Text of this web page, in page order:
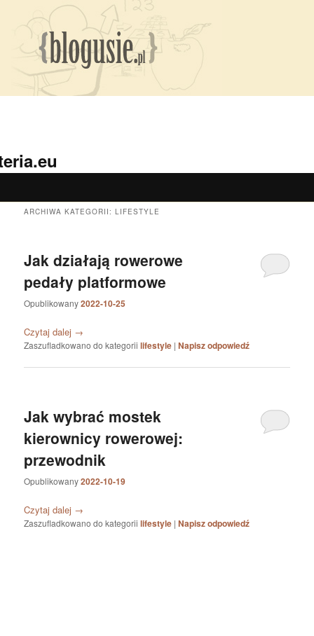
ARCHIWA KATEGORII:LIFESTYLE
Jak działają rowerowe
pedały platformowe
Opublikowany2022-10-25
Czytaj dalej →
Zaszufladkowano do kategorii lifestyle |Napisz odpowiedź
Jak wybrać mostek
kierownicy rowerowej:
przewodnik
Opublikowany2022-10-19
Czytaj dalej →
Zaszufladkowano do kategorii lifestyle |Napisz odpowiedź